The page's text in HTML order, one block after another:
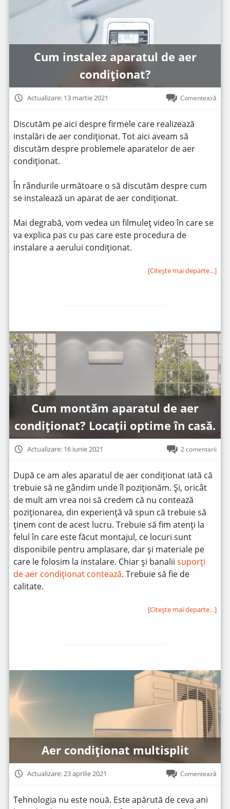
Cum instalez aparatul de aer
condiționat?
Actualizare: 13 martie 2021 Comentează
Discutăm pe aici despre firmele care realizează
instalări de aer condiționat. Tot aici aveam să
discutăm despre problemele aparatelor de aer
condiționat.
În rândurile următoare o să discutăm despre cum
se instalează un aparat de aer condiționat.
Mai degrabă, vom vedea un filmuleț video în care se
va explica pas cu pas care este procedura de
instalare a aerului condiționat.
[Citeşte mai departe…]
Cum montăm aparatul de aer
condiționat? Locații optime în casă.
Actualizare: 16 iunie 2021 2 comentarii
După ce am ales aparatul de aer condiționat iată că
trebuie să ne gândim unde îl poziționăm. Și, oricât
de mult am vrea noi să credem că nu contează
poziționarea, din experiență vă spun că trebuie să
ținem cont de acest lucru. Trebuie să fim atenți la
felul în care este făcut montajul, ce locuri sunt
disponibile pentru amplasare, dar și materiale pe
care le folosim la instalare. Chiar și banalii suporți
de aer condiționat contează. Trebuie să fie de
calitate.
[Citeşte mai departe…]
Aer condiționat multisplit
Actualizare: 23 aprilie 2021 Comentează
Tehnologia nu este nouă. Este apărută de ceva ani